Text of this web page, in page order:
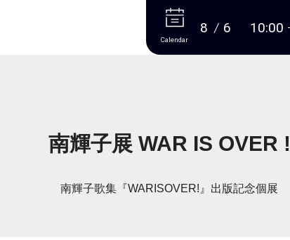
More
Calendar
8 6 10:00
南輝子展 WAR IS OVER !
南輝子歌集『WARISOVER!』出版記念個展